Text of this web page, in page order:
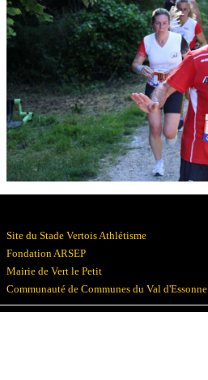
Résultats
Devenez bénévoles
Partenaires
Photos▼
Site du Stade Vertois Athlétisme
Fondation ARSEP
Mairie de Vert le Petit
Communauté de Communes du Val d'Essonne